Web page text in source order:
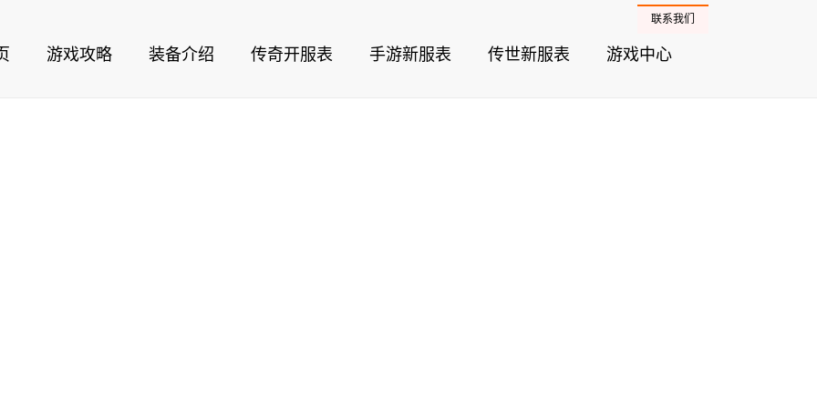
游戏攻略 装备介绍 传奇开服表 手游新服表 传世新服表 游戏中心
联系我们